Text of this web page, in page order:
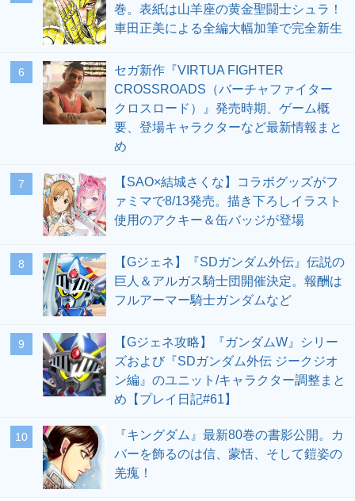
巻。表紙は山羊座の黄金聖闘士シュラ！
車田正美による全編大幅加筆で完全新生
6
セガ新作『VIRTUA FIGHTER
CROSSROADS（バーチャファイター
クロスロード）』発売時期、ゲーム概
要、登場キャラクターなど最新情報まと
め
7
【SAO×結城さくな】コラボグッズがフ
ァミマで8/13発売。描き下ろしイラスト
使用のアクキー＆缶バッジが登場
8
【Gジェネ】『SDガンダム外伝』伝説の
巨人＆アルガス騎士団開催決定。報酬は
フルアーマー騎士ガンダムなど
9
【Gジェネ攻略】『ガンダムW』シリー
ズおよび『SDガンダム外伝 ジークジオ
ン編』のユニット/キャラクター調整まと
め【プレイ日記#61】
10
『キングダム』最新80巻の書影公開。カ
バーを飾るのは信、蒙恬、そして鎧姿の
羌瘣！